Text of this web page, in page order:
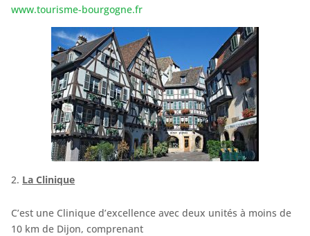
www.tourisme-bourgogne.fr
La Clinique
C’est une Clinique d’excellence avec deux unités à moins de
10 km de Dijon, comprenant